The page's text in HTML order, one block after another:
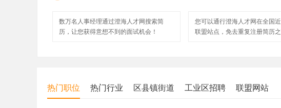
数万名人事经理通过澄海人才网搜索简
历，让您获得意想不到的面试机会！
您可以通行澄海人才网在全国
联盟站点，免去重复注册简历之
热门职位 热门行业 区县镇街道 工业区招聘 联盟网站